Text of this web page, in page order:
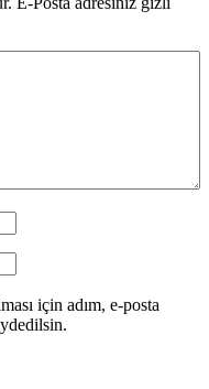
için adım, e-posta